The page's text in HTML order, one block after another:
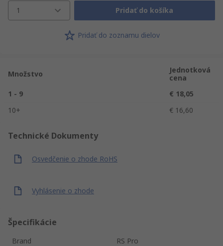
1 Pridať do košíka
Pridať do zoznamu dielov
Množstvo
Jednotková
cena
1 - 9
€ 18,05
10+
€ 16,60
Technické Dokumenty
Osvedčenie o zhode RoHS
Vyhlásenie o zhode
Špecifikácie
Brand
RS Pro